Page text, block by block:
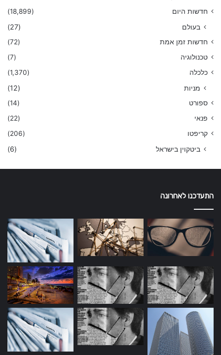
חדשות היום
(18,899)
בעולם (27)
חדשות זמן אמת
(72)
טכנולוגיה
(7)
כלכלה
(1,370)
מניות (12)
ספורט
(14)
פנאי
(22)
קריפטו
(206)
ביטקוין בישראל (6)
התעדכנו לאחרונה